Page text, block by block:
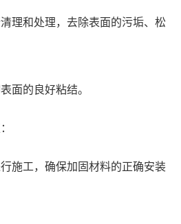
和处理，去除表面的污垢、松
的良好粘结。
工，确保加固材料的正确安装